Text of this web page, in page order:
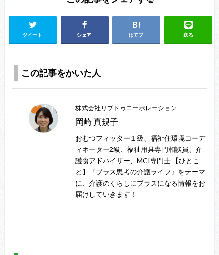
ツイート シェア はてブ 送る
この記事をかいた人
株式会社リブドゥコーポレーション
岡崎 真規子
おむつフィッター１級、福祉住環境コーデ
ィネーター2級、福祉用具専門相談員、介
護食アドバイザー、MCI専門士 【ひとこ
と】『プラス思考の介護ライフ』をテーマ
に、介護のくらしにプラスになる情報をお
届けしていきます！